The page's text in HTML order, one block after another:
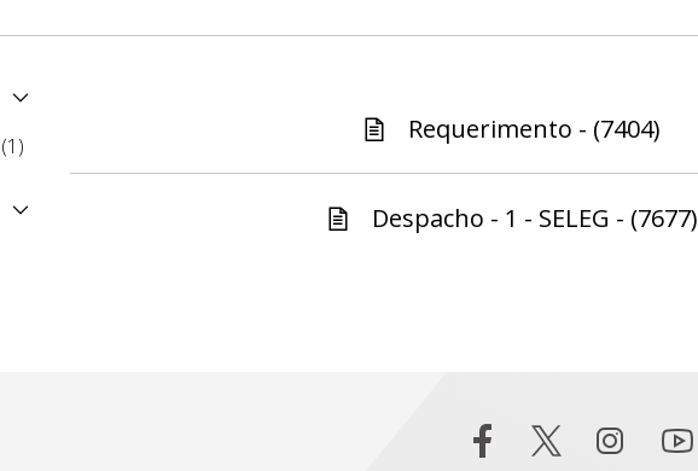
(1)
Requerimento - (7404)
Despacho - 1 - SELEG - (7677)